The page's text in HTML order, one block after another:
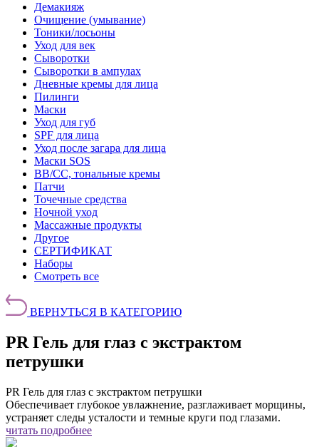
Демакияж
Очищение (умывание)
Тоники/лосьоны
Уход для век
Сыворотки
Сыворотки в ампулах
Дневные кремы для лица
Пилинги
Маски
Уход для губ
SPF для лица
Уход после загара для лица
Маски SOS
BB/CC, тональные кремы
Патчи
Точечные средства
Ночной уход
Массажные продукты
Другое
СЕРТИФИКАТ
Наборы
Смотреть все
ВЕРНУТЬСЯ В КАТЕГОРИЮ
PR Гель для глаз с экстрактом
петрушки
PR Гель для глаз с экстрактом петрушки
Обеспечивает глубокое увлажнение, разглаживает морщины,
устраняет следы усталости и темные круги под глазами.
читать подробнее